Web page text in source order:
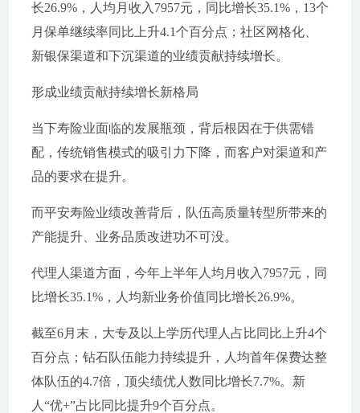
长26.9%，人均月收入7957元，同比增长35.1%，13个
月保单继续率同比上升4.1个百分点；社区网格化、
新银保渠道和下沉渠道的业绩贡献持续增长。
形成业绩贡献持续增长新格局
当下寿险业面临的发展瓶颈，背后根因在于供需错
配，传统销售模式的吸引力下降，而客户对渠道和产
品的要求在提升。
而平安寿险业绩改善背后，队伍高质量转型所带来的
产能提升、业务品质改进功不可没。
代理人渠道方面，今年上半年人均月收入7957元，同
比增长35.1%，人均新业务价值同比增长26.9%。
截至6月末，大专及以上学历代理人占比同比上升4个
百分点；钻石队伍能力持续提升，人均首年保费达整
体队伍的4.7倍，顶尖绩优人数同比增长7.7%。新
人“优+”占比同比提升9个百分点。